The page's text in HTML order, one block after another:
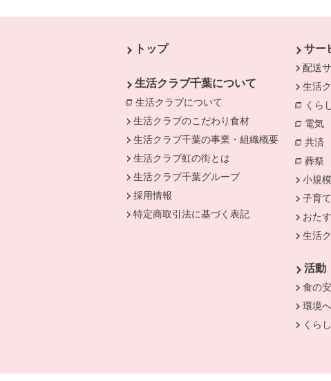
トップ
生活クラブ千葉について
生活クラブについて
別のウィンドウで開き
生活クラブのこだわり食材
生活クラブ千葉の事業・組織概要
生活クラブ虹の街とは
生活クラブ千葉グループ
採用情報
特定商取引法に基づく表記
サー
配送
生活
くら
電気
共済
葬祭
小規
子育
おた
生活
活動
食の
環境
くら